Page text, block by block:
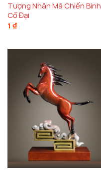
Tượng Nhân Mã Chiến Binh
Cổ Đại
1 ₫